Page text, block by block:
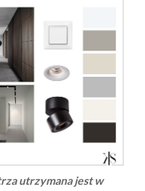
utrzymana jest w